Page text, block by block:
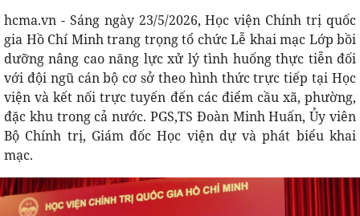
hcma.vn - Sáng ngày 23/5/2026, Học viện Chính trị quốc
gia Hồ Chí Minh trang trọng tổ chức Lễ khai mạc Lớp bồi
dưỡng nâng cao năng lực xử lý tình huống thực tiễn đối
với đội ngũ cán bộ cơ sở theo hình thức trực tiếp tại Học
viện và kết nối trực tuyến đến các điểm cầu xã, phường,
đặc khu trong cả nước. PGS,TS Đoàn Minh Huấn, Ủy viên
Bộ Chính trị, Giám đốc Học viện dự và phát biểu khai
mạc.